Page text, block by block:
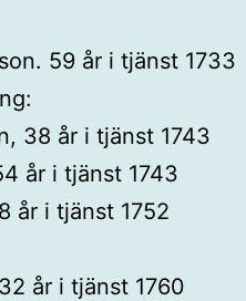
59 år i tjänst 1733
38 år i tjänst 1743
år i tjänst 1743
år i tjänst 1752
år i tjänst 1760